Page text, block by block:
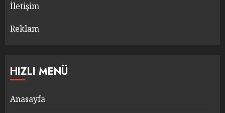
İletişim
Reklam
HIZLI MENÜ
Anasayfa